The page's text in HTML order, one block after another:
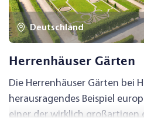
Deutschland
Herrenhäuser Gärten
Die Herrenhäuser Gärten bei
herausragendes Beispiel
einer der wirklich großartigen